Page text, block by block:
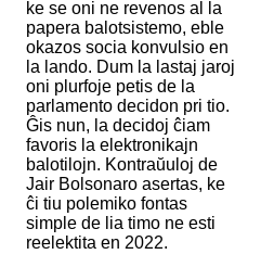
ke se oni ne revenos al la
papera balotsistemo, eble
okazos socia konvulsio en
la lando. Dum la lastaj jaroj
oni plurfoje petis de la
parlamento decidon pri tio.
Ĝis nun, la decidoj ĉiam
favoris la elektronikajn
balotilojn. Kontraŭuloj de
Jair Bolsonaro asertas, ke
ĉi tiu polemiko fontas
simple de lia timo ne esti
reelektita en 2022.